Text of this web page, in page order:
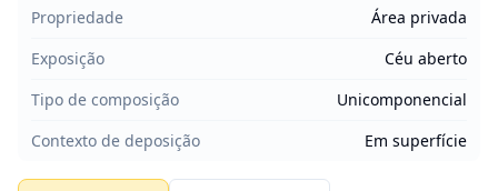
Propriedade
Área privada
Exposição
Céu aberto
Tipo de composição
Unicomponencial
Contexto de deposição
Em superfície